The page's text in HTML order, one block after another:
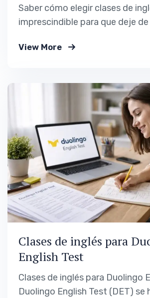
Saber cómo elegir clases de
imprescindible para que deje de
suele serlo. Muchas personas se
cometieron en intentos
resultado es predecible:
estancamiento y…
View More
Clases de inglés para
English Test
Clases de inglés para Duolingo
Duolingo English Test (DET) se